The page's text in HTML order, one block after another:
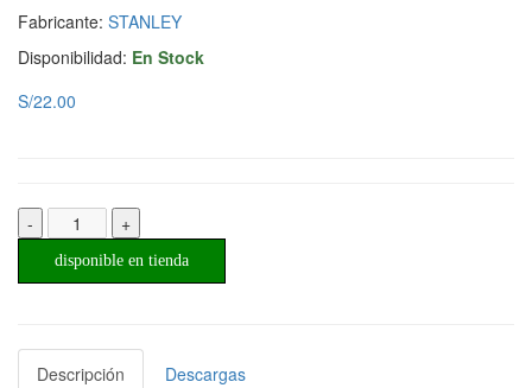
Fabricante: STANLEY
Disponibilidad: En Stock
S/22.00
- +
disponible en tienda
Descripción
Descargas